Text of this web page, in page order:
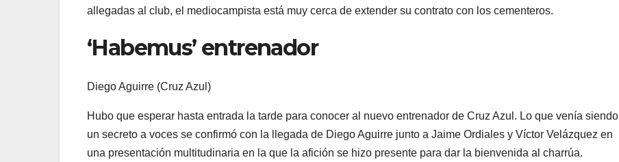
allegadas al club, el mediocampista está muy cerca de extender su contrato con los cementeros.
‘Habemus’ entrenador
Diego Aguirre (Cruz Azul)
Hubo que esperar hasta entrada la tarde para conocer al nuevo entrenador de Cruz Azul. Lo que venía siendo
un secreto a voces se confirmó con la llegada de Diego Aguirre junto a Jaime Ordiales y Víctor Velázquez en
una presentación multitudinaria en la que la afición se hizo presente para dar la bienvenida al charrúa.